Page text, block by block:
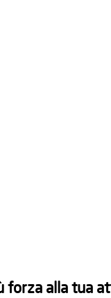
forza alla tua